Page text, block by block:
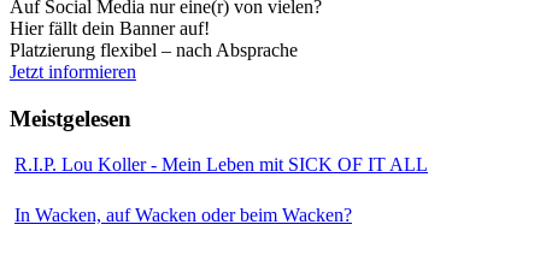
Auf Social Media nur eine(r) von vielen?
Hier fällt dein Banner auf!
Platzierung flexibel – nach Absprache
Jetzt informieren
Meistgelesen
R.I.P. Lou Koller - Mein Leben mit SICK OF IT ALL
In Wacken, auf Wacken oder beim Wacken?